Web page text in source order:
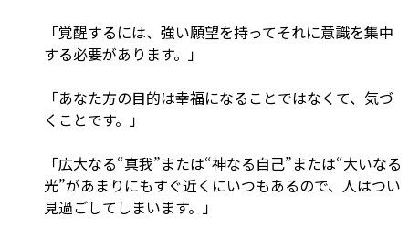
「覚醒するには、強い願望を持ってそれに意識を集中
する必要があります。」
「あなた方の目的は幸福になることではなくて、気づ
くことです。」
「広大なる“真我”または“神なる自己”または“大いなる
光”があまりにもすぐ近くにいつもあるので、人はつい
見過ごしてしまいます。」